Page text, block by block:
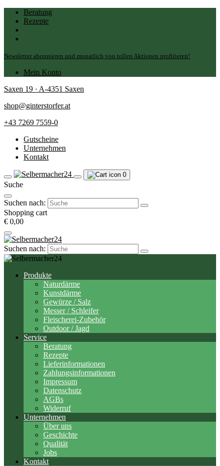
Beratung
Rezepte
Newsletter abonnieren und monatlich von tollen Aktionen profitieren!
Mein Konto
Saxen 19 · A-4351 Saxen
shop@ginterstorfer.at
+43 7269 7559-0
Gutscheine
Unternehmen
Kontakt
0
Suche
Suchen nach:
Shopping cart
€ 0,00
Suchen nach:
Produkte
Naturdärme
Kunstdärme
Gewürze / Salz
Messer / Schleifer
Fleischerei-Zubehör
Outdoor / Jagd
Service
Beratung
Rezepte
Lieferinformationen
Zahlungsinformationen
Impressum
Datenschutz
AGBs
Widerruf
Unternehmen
Über uns
Geschichte
Qualität
Jobs
Kontakt